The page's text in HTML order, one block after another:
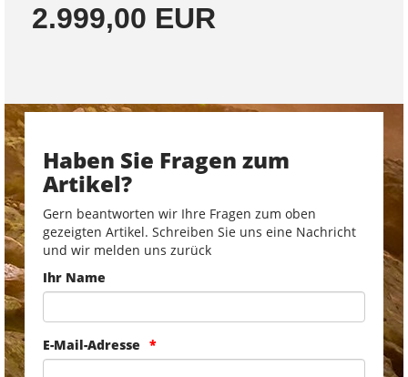
2.999,00 EUR
Haben Sie Fragen zum
Artikel?
Gern beantworten wir Ihre Fragen zum oben
gezeigten Artikel. Schreiben Sie uns eine Nachricht
und wir melden uns zurück
Ihr Name
E-Mail-Adresse